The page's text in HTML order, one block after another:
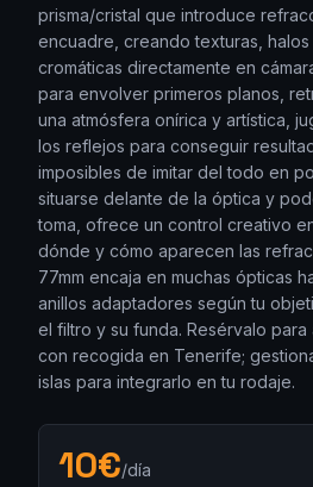
prisma/cristal que introduce
encuadre, creando texturas,
cromáticas directamente en
para envolver primeros planos,
una atmósfera onírica y artística,
los reflejos para conseguir
imposibles de imitar del todo en
situarse delante de la óptica y
toma, ofrece un control creativo
dónde y cómo aparecen las
77mm encaja en muchas ópticas
anillos adaptadores según tu
el filtro y su funda. Resérvalo para
con recogida en Tenerife;
islas para integrarlo en tu rodaje.
10€/día